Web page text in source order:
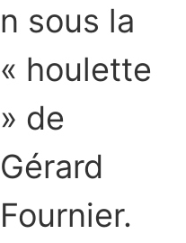
n sous la
« houlette
» de
Gérard
Fournier.